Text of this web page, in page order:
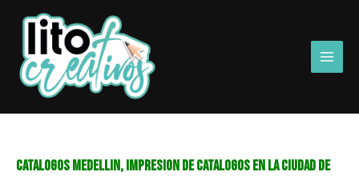
contenido
CATALOGOS MEDELLIN, IMPRESION DE CATALOGOS EN LA CIUDAD DE